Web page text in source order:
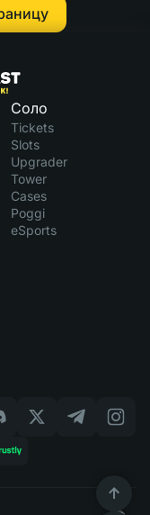
Соло
Tickets
Slots
Upgrader
Tower
Cases
Poggi
eSports